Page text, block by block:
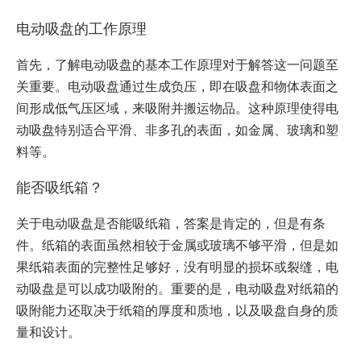
电动吸盘的工作原理
首先，了解电动吸盘的基本工作原理对于解答这一问题至
关重要。电动吸盘通过生成负压，即在吸盘和物体表面之
间形成低气压区域，来吸附并搬运物品。这种原理使得电
动吸盘特别适合平滑、非多孔的表面，如金属、玻璃和塑
料等。
能否吸纸箱？
关于电动吸盘是否能吸纸箱，答案是肯定的，但是有条
件。纸箱的表面虽然相较于金属或玻璃不够平滑，但是如
果纸箱表面的完整性足够好，没有明显的损坏或裂缝，电
动吸盘是可以成功吸附的。重要的是，电动吸盘对纸箱的
吸附能力还取决于纸箱的厚度和质地，以及吸盘自身的质
量和设计。